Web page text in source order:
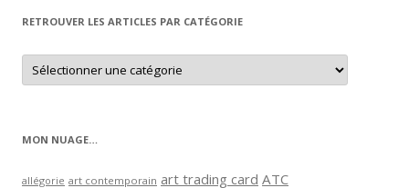
RETROUVER LES ARTICLES PAR CATÉGORIE
Retrouver
les
articles
MON NUAGE…
allégorie art contemporain art trading card ATC